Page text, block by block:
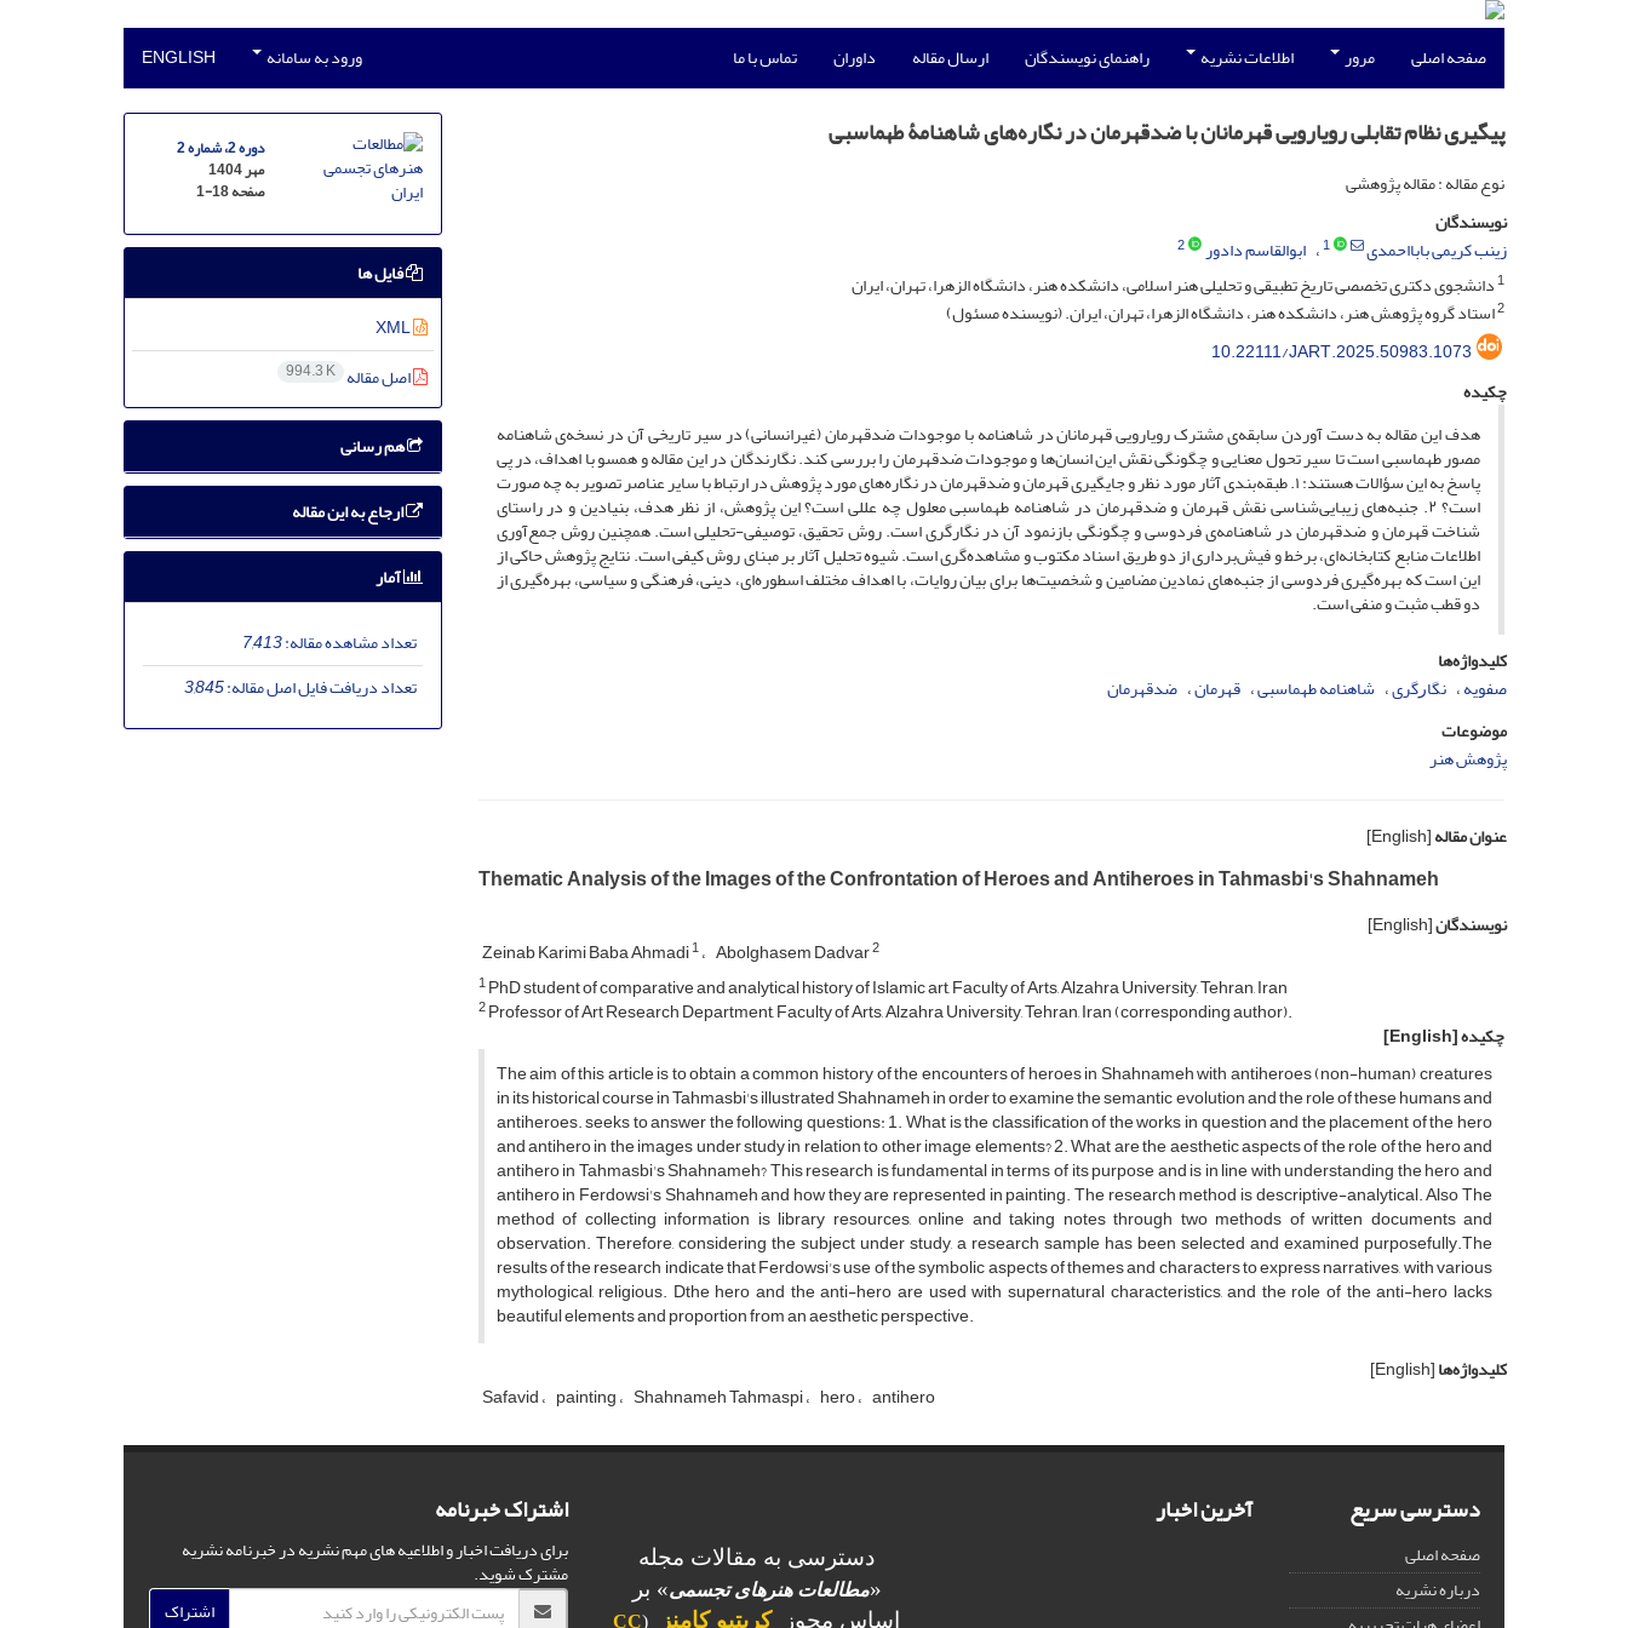
صفحه اصلی مرور اطلاعات نشریه راهنمای نویسندگان ارسال مقاله داوران تماس با ما ورود به سامانه ENGLISH
پیگیری نظام تقابلی رویارویی قهرمانان با ضدقهرمان در نگاره‌های شاهنامۀ طهماسبی
نوع مقاله : مقاله پژوهشی
نویسندگان
زینب کریمی بابااحمدی
1 ابوالقاسم دادور
2
1دانشجوی دکتری تخصصی تاریخ تطبیقی و تحلیلی هنر اسلامی، دانشکده هنر، دانشگاه الزهرا، تهران، ایران
2استاد گروه پژوهش هنر، دانشکده هنر، دانشگاه الزهرا، تهران، ایران. (نویسنده مسئول)
10.22111/JART.2025.50983.1073
چکیده
هدف این مقاله به دست آوردن سابقه‌ی مشترک رویارویی قهرمانان در شاهنامه با موجودات ضدقهرمان (غیرانسانی) در سیر تاریخی آن در نسخه‌ی شاهنامه
مصور طهماسبی است تا سیر تحول معنایی و چگونگی نقش این انسان‌ها و موجودات ضدقهرمان را بررسی کند. نگارندگان در این مقاله و همسو با اهداف، در پی
پاسخ به این سؤالات هستند: ۱. طبقه‌بندی آثار مورد نظر و جایگیری قهرمان و ضدقهرمان در نگاره‌های مورد پژوهش در ارتباط با سایر عناصر تصویر به چه صورت
است؟ ۲. جنبه‌های زیبایی‌شناسی نقش قهرمان و ضدقهرمان در شاهنامه طهماسبی معلول چه عللی است؟ این پژوهش، از نظر هدف، بنیادین و در راستای
شناخت قهرمان و ضدقهرمان در شاهنامه‌ی فردوسی و چگونگی بازنمود آن در نگارگری است. روش تحقیق، توصیفی-تحلیلی است. همچنین روش جمع‌آوری
اطلاعات منابع کتابخانه‌ای، برخط و فیش‌برداری از دو طریق اسناد مکتوب و مشاهده‌گری است. شیوه تحلیل آثار بر مبنای روش کیفی است. نتایج پژوهش حاکی از
این است که بهره‌گیری فردوسی از جنبه‌های نمادین مضامین و شخصیت‌ها برای بیان روایات، با اهداف مختلف اسطوره‌ای، دینی، فرهنگی و سیاسی، بهره‌گیری از
دو قطب مثبت و منفی است.
کلیدواژه‌ها
صفویه نگاﺭگری شاهنامه طهماسبی قهرمان ضدقهرمان
موضوعات
پژوهش هنر
عنوان مقاله[English]
Thematic Analysis of the Images of the Confrontation of Heroes and Antiheroes in Tahmasbi's Shahnameh
نویسندگان[English]
Zeinab Karimi Baba Ahmadi1 Abolghasem Dadvar2
1PhD student of comparative and analytical history of Islamic art, Faculty of Arts, Alzahra University, Tehran, Iran
2Professor of Art Research Department, Faculty of Arts, Alzahra University, Tehran, Iran (corresponding author).
چکیده[English]
The aim of this article is to obtain a common history of the encounters of heroes in Shahnameh with antiheroes (non-human) creatures
in its historical course in Tahmasbi's illustrated Shahnameh in order to examine the semantic evolution and the role of these humans and
antiheroes. seeks to answer the following questions: 1. What is the classification of the works in question and the placement of the hero
and antihero in the images under study in relation to other image elements? 2. What are the aesthetic aspects of the role of the hero and
antihero in Tahmasbi's Shahnameh? This research is fundamental in terms of its purpose and is in line with understanding the hero and
antihero in Ferdowsi's Shahnameh and how they are represented in painting. The research method is descriptive-analytical. Also The
method of collecting information is library resources, online and taking notes through two methods of written documents and
observation. Therefore, considering the subject under study, a research sample has been selected and examined purposefully.The
results of the research indicate that Ferdowsi's use of the symbolic aspects of themes and characters to express narratives, with various
mythological, religious. Dthe hero and the anti-hero are used with supernatural characteristics, and the role of the anti-hero lacks
beautiful elements and proportion from an aesthetic perspective.
کلیدواژه‌ها[English]
Safavid painting Shahnameh Tahmaspi hero antihero
دوره 2، شماره 2
مهر 1404
صفحه1-18
فایل ها
XML
اصل مقاله 994.3 K
هم رسانی
ارجاع به این مقاله
آمار
تعداد مشاهده مقاله:7,413
تعداد دریافت فایل اصل مقاله:3,845
دسترسی سریع
صفحه اصلی
درباره نشریه
آخرین اخبار
دسترسی به مقالات مجله
«مطالعات هنرهای تجسمی» بر
اساس مجوز
کریتیو کامنز (
CC
اشتراک خبرنامه
برای دریافت اخبار و اطلاعیه های مهم نشریه در خبرنامه نشریه
مشترک شوید.
اشتراک